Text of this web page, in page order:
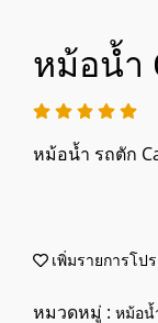
หม้อน้ำ
หม้อน้ำ รถตัก
เพิ่มรายการโป
หมวดหมู่ : หม้อน้